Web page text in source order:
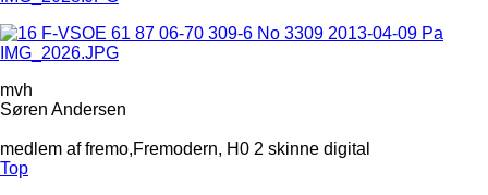
mvh
Søren Andersen
medlem af fremo,Fremodern, H0 2 skinne digital
Top